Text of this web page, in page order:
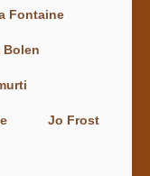
Fontaine
Bolen
Jo Frost